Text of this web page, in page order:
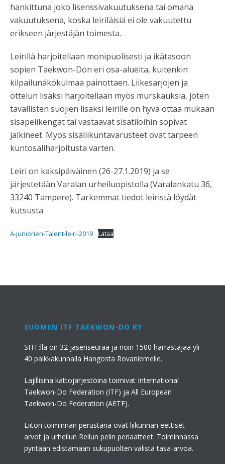
hankittuna joko lisenssivakuutuksena tai omana
vakuutuksena, koska leiriläisiä ei ole vakuutettu
erikseen järjestäjän toimesta.
Leirillä harjoitellaan monipuolisesti ja ikätasoon
sopien Taekwon-Don eri osa-alueita, kuitenkin
kilpailunäkökulmaa painottaen. Liikesarjojen ja
ottelun lisäksi harjoitellaan myös murskauksia, joten
tavallisten suojien lisäksi leirille on hyvä ottaa mukaan
sisäpelikengät tai vastaavat sisätiloihin sopivat
jalkineet. Myös sisäliikuntavarusteet ovat tarpeen
kuntosaliharjoitusta varten.
Leiri on kaksipäiväinen (26-27.1.2019) ja se
järjestetään Varalan urheiluopistolla (Varalankatu 36,
33240 Tampere). Tarkemmat tiedot leiristä löydät
kutsusta
A-juniorien-Talent-leiri-2019 Lataa
SUOMEN ITF TAEKWON-DO RY
SITF:llä on 32 jäsenseuraa ja noin 1500 harrastajaa yli
40 paikkakunnalla Hangosta Rovaniemelle.
Lajillisina kattojärjestöinä toimivat International
Taekwon-Do Federation (ITF) ja All European
Taekwon-Do Federation (AETF).
Liiton toiminnan perustana ovat liikunnan eettiset
arvot ja urheilun Reilun pelin periaatteet. Toiminnassa
pyritään edistämään sukupuolten välistä tasa-arvoa.